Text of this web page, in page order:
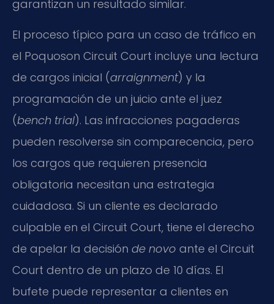
garantizan un resultado similar.
El proceso típico para un caso de tráfico en
el Poquoson Circuit Court incluye una lectura
de cargos inicial (arraignment) y la
programación de un juicio ante el juez
(bench trial). Las infracciones pagaderas
pueden resolverse sin comparecencia, pero
los cargos que requieren presencia
obligatoria necesitan una estrategia
cuidadosa. Si un cliente es declarado
culpable en el Circuit Court, tiene el derecho
de apelar la decisión de novo ante el Circuit
Court dentro de un plazo de 10 días. El
bufete puede representar a clientes en